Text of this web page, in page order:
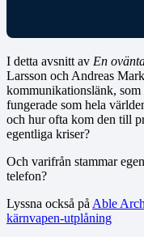
I detta avsnitt av En
Larsson och Andreas
kommunikationslänk,
fungerade som hela
och hur ofta kom den till
egentliga kriser?
Och varifrån stammar
telefon?
Lyssna också på Able
kärnvapen-utplåning